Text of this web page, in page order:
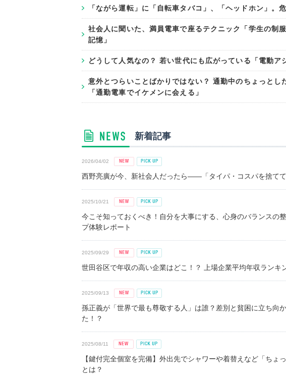
「ながら運転」に「自転車タバコ」、「ヘッドホン」。
社会人に聞いた、満員電車で座るテクニック「学生の制
記憶」
どうして人気なの？ 若い世代にも広がっている「電動ア
意外とつらいことばかりではない？ 通勤中のちょっとし
「通勤電車でイケメンに会える」
新着記事
2026/04/02
西野亮廣が今、新社会人だったら――「タイパ・コスパを捨てて
2025/10/21
今こそ知っておくべき！自分を大事にする、心身のバランスの
プ体験レポート
2025/09/29
世田谷区で年収の高い企業はどこ！？ 上場企業平均年収ラン
2025/09/13
孫正義が「世界で最も尊敬する人」は誰？差別と貧困に立ち向
た！？
2025/08/11
【鍵付完全個室を完備】外出先でシャワーや着替えなど「ちょ
とは？